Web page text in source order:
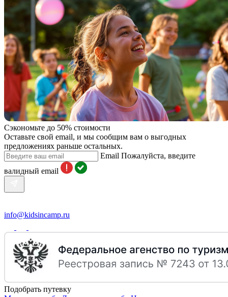
Сэкономьте до 50% стоимости
Оставьте свой email, и мы сообщим вам о выгодных
предложениях раньше остальных.
Email Пожалуйста, введите
валидный email
info@kidsincamp.ru
Подобрать путевку